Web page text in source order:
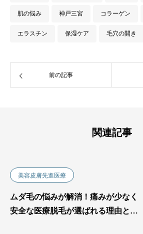
肌の悩み 神戸三宮 コラーゲン
エラスチン 保湿ケア 毛穴の開き
前の記事
関連記事
美容皮膚先進医療
ムダ毛の悩みが解消！痛みが少なく
安全な医療脱毛が選ばれる理由と